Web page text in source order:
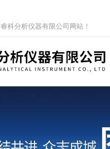
科分析仪器有限公司网站！